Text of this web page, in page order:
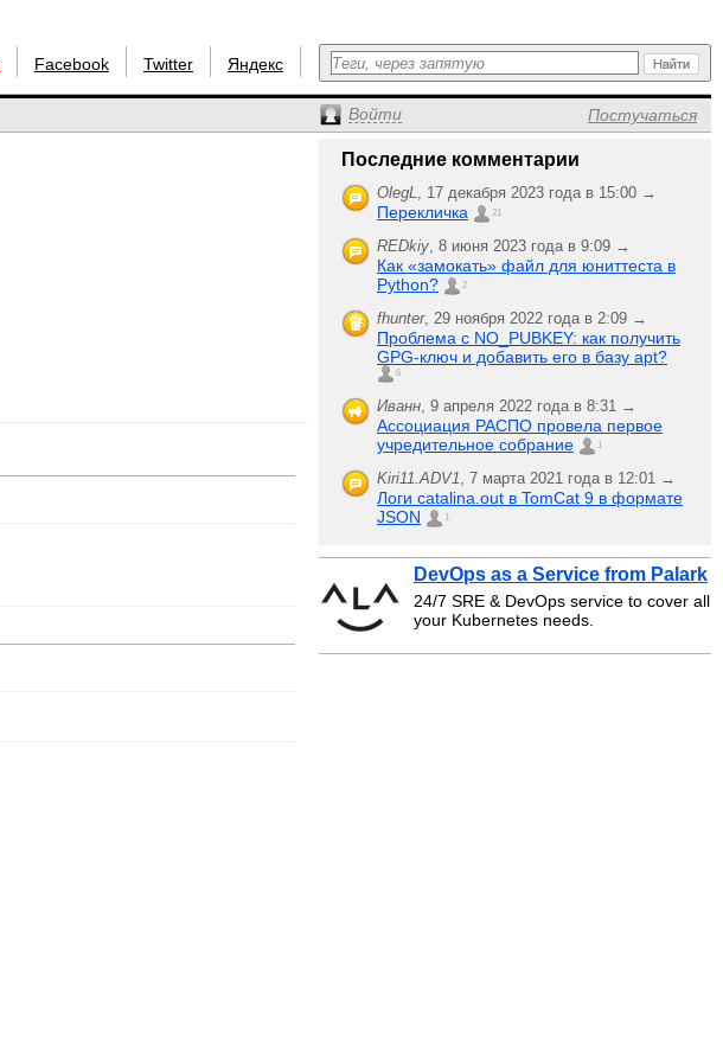
Facebook Twitter Яндекс
Войти Постучаться
Последние комментарии
OlegL, 17 декабря 2023 года в 15:00 →
Перекличка 21
REDkiy, 8 июня 2023 года в 9:09 →
Как «замокать» файл для юниттеста в
Python?
2
fhunter, 29 ноября 2022 года в 2:09 →
Проблема с NO_PUBKEY: как получить
GPG-ключ и добавить его в базу apt?
6
Иванн, 9 апреля 2022 года в 8:31 →
Ассоциация РАСПО провела первое
учредительное собрание
1
Kiri11.ADV1, 7 марта 2021 года в 12:01 →
Логи catalina.out в TomCat 9 в формате
JSON
1
DevOps as a Service from Palark
24/7 SRE & DevOps service to cover all
your Kubernetes needs.